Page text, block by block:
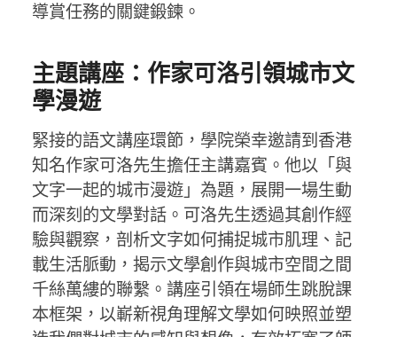
導賞任務的關鍵鍛鍊。
主題講座：作家可洛引領城市文
學漫遊
緊接的語文講座環節，學院榮幸邀請到香港
知名作家可洛先生擔任主講嘉賓。他以「與
文字一起的城市漫遊」為題，展開一場生動
而深刻的文學對話。可洛先生透過其創作經
驗與觀察，剖析文字如何捕捉城市肌理、記
載生活脈動，揭示文學創作與城市空間之間
千絲萬縷的聯繫。講座引領在場師生跳脫課
本框架，以嶄新視角理解文學如何映照並塑